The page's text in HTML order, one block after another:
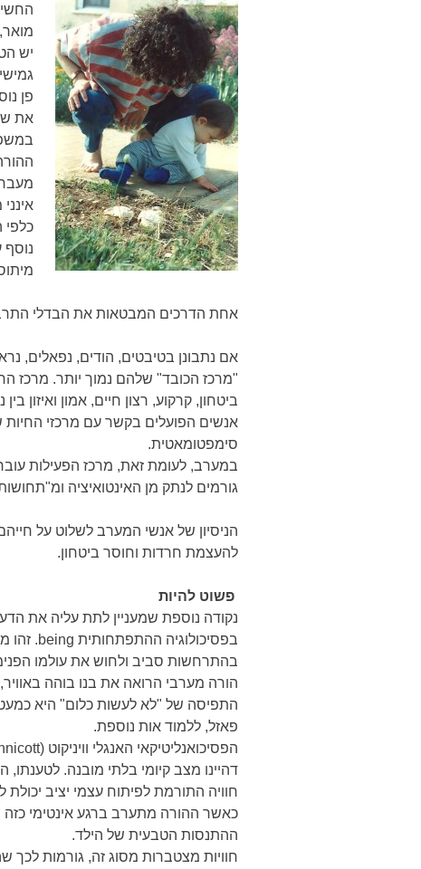
יש
פן
את
כלפי
אחת הדרכים המבטאות את הבדלי
אם נתבונן בטיבטים, הודים, נפאלים,
ביטחון, קרקוע, רצון חיים, אמון ואיזון
אנשים הפועלים בקשר עם מרכזי החיות
סימפטומאטית.
במערב, לעומת זאת, מרכז הפעילות
גורמים לנתק מן האינטואיציה
הניסיון של אנשי המערב לשלוט על
להעצמת חרדות וחוסר ביטחון.
פשוט להיות
נקודה נוספת שמעניין לתת עליה את
בפסיכולוגיה ההתפתחותית being.
זהו
בהתרחשות סביב ולחוש את עולמו
הורה מערבי הרואה את בנו בוהה
התפיסה של "לא לעשות כלום" היא כמעט
פאזל, ללמוד אות נוספת.
דהיינו מצב קיומי בלתי מובנה.
חוויה התורמת לפיתוח עצמי יציב
כאשר ההורה מתערב ברגע אינטימי
ההתנסות הטבעית של הילד.
חוויות מצטברות מסוג זה, גורמות